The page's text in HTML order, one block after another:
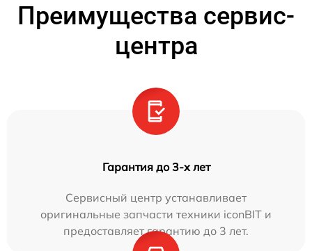
Преимущества сервис-
центра
Гарантия до 3-х лет
Сервисный центр устанавливает
оригинальные запчасти техники iconBIT и
предоставляет гарантию до 3 лет.